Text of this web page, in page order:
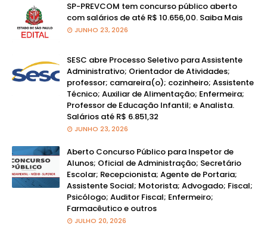
SP-PREVCOM tem concurso público aberto
com salários de até R$ 10.656,00. Saiba Mais
JUNHO 23, 2026
SESC abre Processo Seletivo para Assistente
Administrativo; Orientador de Atividades;
professor; camareira(o); cozinheiro; Assistente
Técnico; Auxiliar de Alimentação; Enfermeira;
Professor de Educação Infantil; e Analista.
Salários até R$ 6.851,32
JUNHO 23, 2026
Aberto Concurso Público para Inspetor de
Alunos; Oficial de Administração; Secretário
Escolar; Recepcionista; Agente de Portaria;
Assistente Social; Motorista; Advogado; Fiscal;
Psicólogo; Auditor Fiscal; Enfermeiro;
Farmacêutico e outros
JULHO 20, 2026